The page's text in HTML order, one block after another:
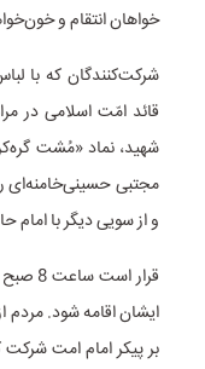
خواهان انتقام و
شرکت‌کنندگان که با
قائد امّت اسلامی در
شهید، نماد «مُشت
مجتبی حسینی‌خامنه‌ای
و از سویی دیگر با امام
قرار
ایشان اقامه شود. مردم
بر پیکر امام امت